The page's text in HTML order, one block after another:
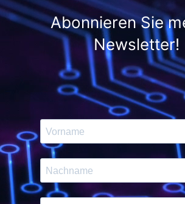
Abonnieren Sie
Newsletter!